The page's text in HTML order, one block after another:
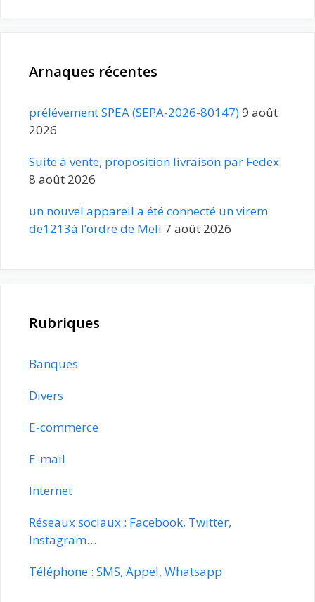
Arnaques récentes
prélévement SPEA (SEPA-2026-80147)9 août
2026
Suite à vente, proposition livraison par Fedex
8 août 2026
un nouvel appareil a été connecté un virem
de1213à l’ordre de Meli 7 août 2026
Rubriques
Banques
Divers
E-commerce
E-mail
Internet
Réseaux sociaux : Facebook, Twitter,
Instagram…
Téléphone : SMS, Appel, Whatsapp